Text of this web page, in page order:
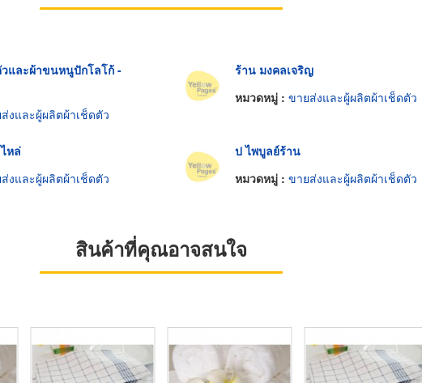
และผ้าขนหนูปักโลโก้ -
งและผู้ผลิตผ้าเช็ดตัว
ร้าน มงคลเจริญ
หมวดหมู่ : ขายส่งและผู้ผลิตผ้าเช็ดตัว
หล่
งและผู้ผลิตผ้าเช็ดตัว
ป ไพบูลย์ร้าน
หมวดหมู่ : ขายส่งและผู้ผลิตผ้าเช็ดตัว
สินค้าที่คุณอาจสนใจ